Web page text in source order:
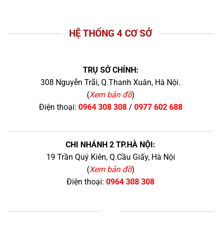
HỆ THỐNG 4 CƠ SỞ
TRỤ SỞ CHÍNH:
308 Nguyễn Trãi, Q.Thanh Xuân, Hà Nội.
(Xem bản đồ)
Điện thoại: 0964 308 308/ 0977 602 688
CHI NHÁNH 2 TP.HÀ NỘI:
19 Trần Quý Kiên, Q.Cầu Giấy, Hà Nội
(Xem bản đồ)
Điện thoại: 0964 308 308